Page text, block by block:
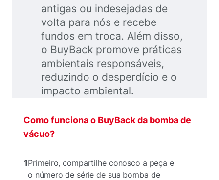
antigas ou indesejadas de
volta para nós e recebe
fundos em troca. Além disso,
o BuyBack promove práticas
ambientais responsáveis,
reduzindo o desperdício e o
impacto ambiental.
Como funciona o BuyBack da bomba de
vácuo?
1Primeiro, compartilhe conosco a peça e
o número de série de sua bomba de